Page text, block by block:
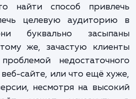
конкурентного
является
успех
найти способ
целевую
буквально
тому же, зачастую